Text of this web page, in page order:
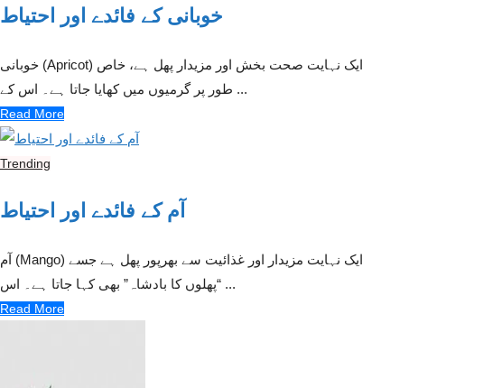
خوبانی کے فائدے اور احتیاط
خوبانی (Apricot) ایک نہایت صحت بخش اور مزیدار پھل ہے، خاص
طور پر گرمیوں میں کھایا جاتا ہے۔ اس کے ...
Read More
Trending
آم کے فائدے اور احتیاط
آم (Mango) ایک نہایت مزیدار اور غذائیت سے بھرپور پھل ہے جسے
“پھلوں کا بادشاہ” بھی کہا جاتا ہے۔ اس ...
Read More